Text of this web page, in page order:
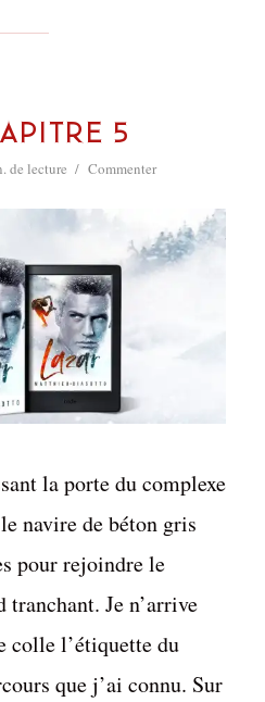
5
de lecture Commenter
la porte du complexe
navire de béton gris
pour rejoindre le
Je n’arrive
colle l’étiquette du
que j’ai connu. Sur